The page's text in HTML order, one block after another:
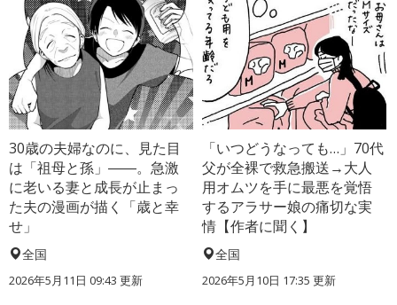
30歳の夫婦なのに、見た目
は「祖母と孫」――。急激
に老いる妻と成長が止まっ
た夫の漫画が描く「歳と幸
せ」
全国
2026年5月11日 09:43 更新
「いつどうなっても…」70代
父が全裸で救急搬送→大人
用オムツを手に最悪を覚悟
するアラサー娘の痛切な実
情【作者に聞く】
全国
2026年5月10日 17:35 更新